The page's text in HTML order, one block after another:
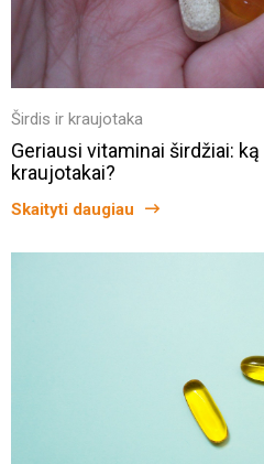
Širdis ir kraujotaka
Geriausi vitaminai širdžiai:
kraujotakai?
Skaityti daugiau